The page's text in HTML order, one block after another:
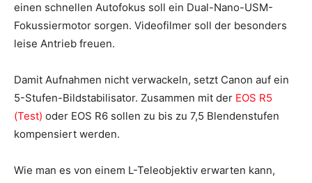
einen schnellen Autofokus soll ein Dual-Nano-USM-
Fokussiermotor sorgen. Videofilmer soll der besonders
leise Antrieb freuen.
Damit Aufnahmen nicht verwackeln, setzt Canon auf ein
5-Stufen-Bildstabilisator. Zusammen mit der EOS R5
(Test) oder EOS R6 sollen zu bis zu 7,5 Blendenstufen
kompensiert werden.
Wie man es von einem L-Teleobjektiv erwarten kann,